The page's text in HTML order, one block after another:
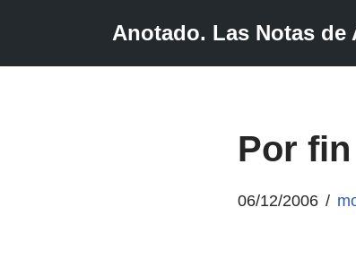
Anotado. Las Notas de
Por fin
06/12/2006